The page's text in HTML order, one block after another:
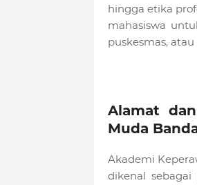
hingga etika
mahasiswa
puskesmas,
Alamat
Muda
Akademi
dikenal